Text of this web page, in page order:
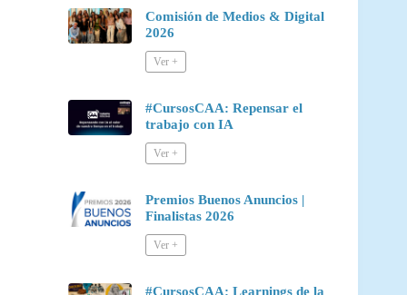
Comisión de Medios & Digital
2026
#CursosCAA: Repensar el
trabajo con IA
Premios Buenos Anuncios |
Finalistas 2026
#CursosCAA: Learnings de la